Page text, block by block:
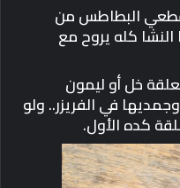
قطعي البطاطس من
كله يروح مع
خل أو ليمون
في الفريزر.. ولو
كده الأول.